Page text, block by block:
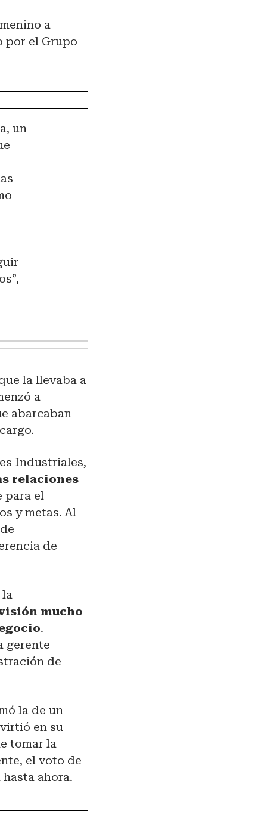
a
por el Grupo
un
la llevaba a
a
abarcaban
Industriales,
relaciones
para el
y metas. Al
de
la
mucho
.
gerente
de
la de un
en su
tomar la
el voto de
ahora.